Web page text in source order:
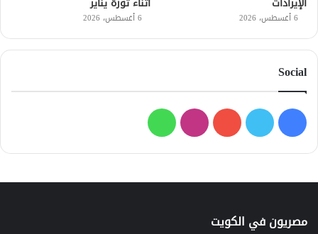
6 أغسطس، 2026 6 أغسطس، 2026
Social
فيسبوك
تويتر يوتيوبانستقرامواتساب
مصريون في الكويت